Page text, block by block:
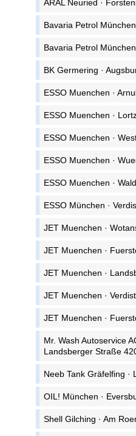
ARAL Neuried ·
Bavaria Petrol
Bavaria Petrol
BK Germering ·
ESSO Muenchen ·
ESSO Muenchen ·
ESSO Muenchen ·
ESSO Muenchen ·
ESSO Muenchen ·
ESSO München ·
JET Muenchen ·
JET Muenchen ·
JET Muenchen ·
JET Muenchen ·
JET Muenchen ·
Mr. Wash Autoservice
Landsberger Straße
Neeb Tank Gräfelfing ·
OIL! München ·
Shell Gilching · Am